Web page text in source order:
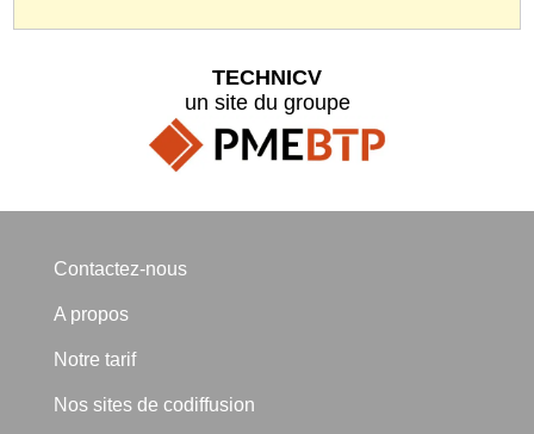
TECHNICV
un site du groupe
Contactez-nous
A propos
Notre tarif
Nos sites de codiffusion